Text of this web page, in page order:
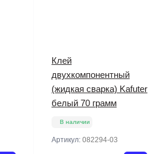
Клей
двухкомпонентный
(жидкая сварка) Kafuter
белый 70 грамм
В наличии
Артикул: 082294-03